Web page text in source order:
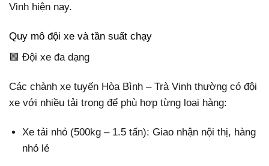
Vinh hiện nay.
Quy mô đội xe và tần suất chạy
🟩 Đội xe đa dạng
Các chành xe tuyến Hòa Bình – Trà Vinh thường có đội
xe với nhiều tải trọng để phù hợp từng loại hàng:
Xe tải nhỏ (500kg – 1.5 tấn): Giao nhận nội thị, hàng
nhỏ lẻ